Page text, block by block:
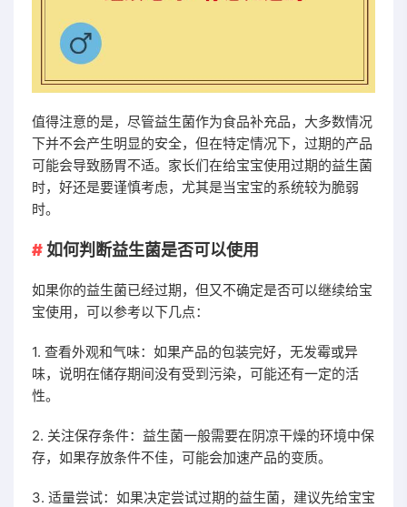
值得注意的是，尽管益生菌作为食品补充品，大多数情况
下并不会产生明显的安全，但在特定情况下，过期的产品
可能会导致肠胃不适。家长们在给宝宝使用过期的益生菌
时，好还是要谨慎考虑，尤其是当宝宝的系统较为脆弱
时。
如何判断益生菌是否可以使用
如果你的益生菌已经过期，但又不确定是否可以继续给宝
宝使用，可以参考以下几点：
1. 查看外观和气味：如果产品的包装完好，无发霉或异
味，说明在储存期间没有受到污染，可能还有一定的活
性。
2. 关注保存条件：益生菌一般需要在阴凉干燥的环境中保
存，如果存放条件不佳，可能会加速产品的变质。
3. 适量尝试：如果决定尝试过期的益生菌，建议先给宝宝